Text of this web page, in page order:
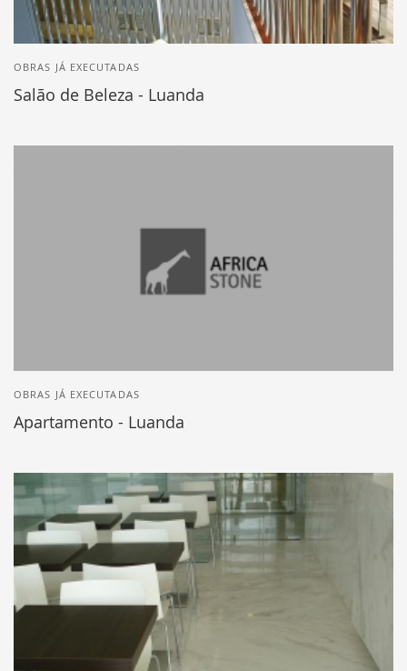
OBRAS JÁ EXECUTADAS
Salão de Beleza - Luanda
OBRAS JÁ EXECUTADAS
Apartamento - Luanda